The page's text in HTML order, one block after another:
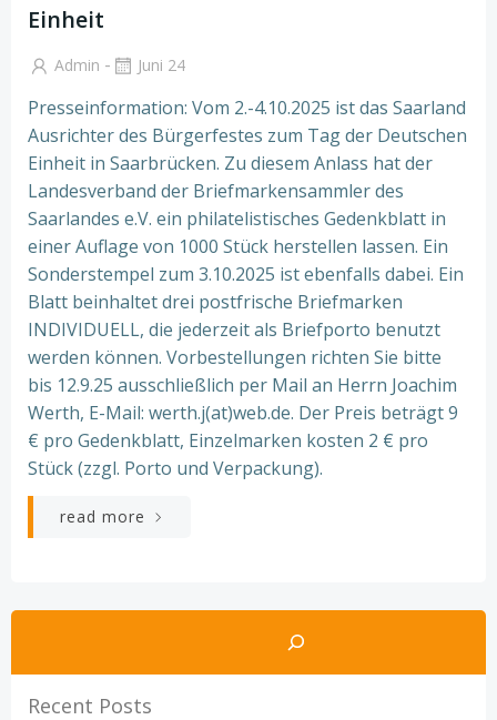
Einheit
Admin - Juni 24
Presseinformation: Vom 2.-4.10.2025 ist das Saarland
Ausrichter des Bürgerfestes zum Tag der Deutschen
Einheit in Saarbrücken. Zu diesem Anlass hat der
Landesverband der Briefmarkensammler des
Saarlandes e.V. ein philatelistisches Gedenkblatt in
einer Auflage von 1000 Stück herstellen lassen. Ein
Sonderstempel zum 3.10.2025 ist ebenfalls dabei. Ein
Blatt beinhaltet drei postfrische Briefmarken
INDIVIDUELL, die jederzeit als Briefporto benutzt
werden können. Vorbestellungen richten Sie bitte
bis 12.9.25 ausschließlich per Mail an Herrn Joachim
Werth, E-Mail: werth.j(at)web.de. Der Preis beträgt 9
€ pro Gedenkblatt, Einzelmarken kosten 2 € pro
Stück (zzgl. Porto und Verpackung).
read more
Suchen
Recent Posts